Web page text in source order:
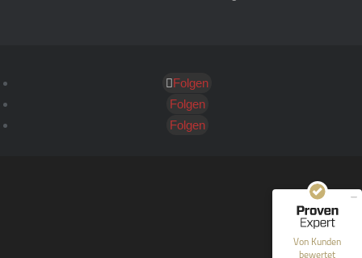
Folgen
Folgen
Folgen
Von Kunden
bewertet
Kundenbewertungen und Erfahrungen zu
SEHR GUT
40
Bewertungen auf
ProvenExpert.com